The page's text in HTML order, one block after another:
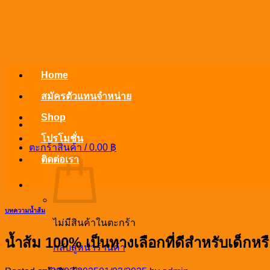
ตะกร้าสินค้า /0.00 ฿
ไม่มีสินค้าในตะกร้า
กลับสู่หน้าร้านค้า
Home
สมัครตัวแทนจำหน่าย
Shop
โปรโมชั่น
ติดต่อเรา
บทความน้ำส้ม
น้ำส้ม 100% เป็นทางเลือกที่ดีสำหรับเด็กห